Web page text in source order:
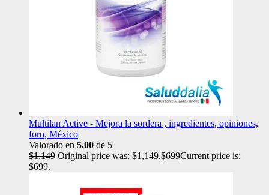
Multilan Active - Mejora la sordera , ingredientes, opiniones,
foro, México
Valorado en 5.00 de 5
$1,149 Original price was: $1,149.$699Current price is:
$699.